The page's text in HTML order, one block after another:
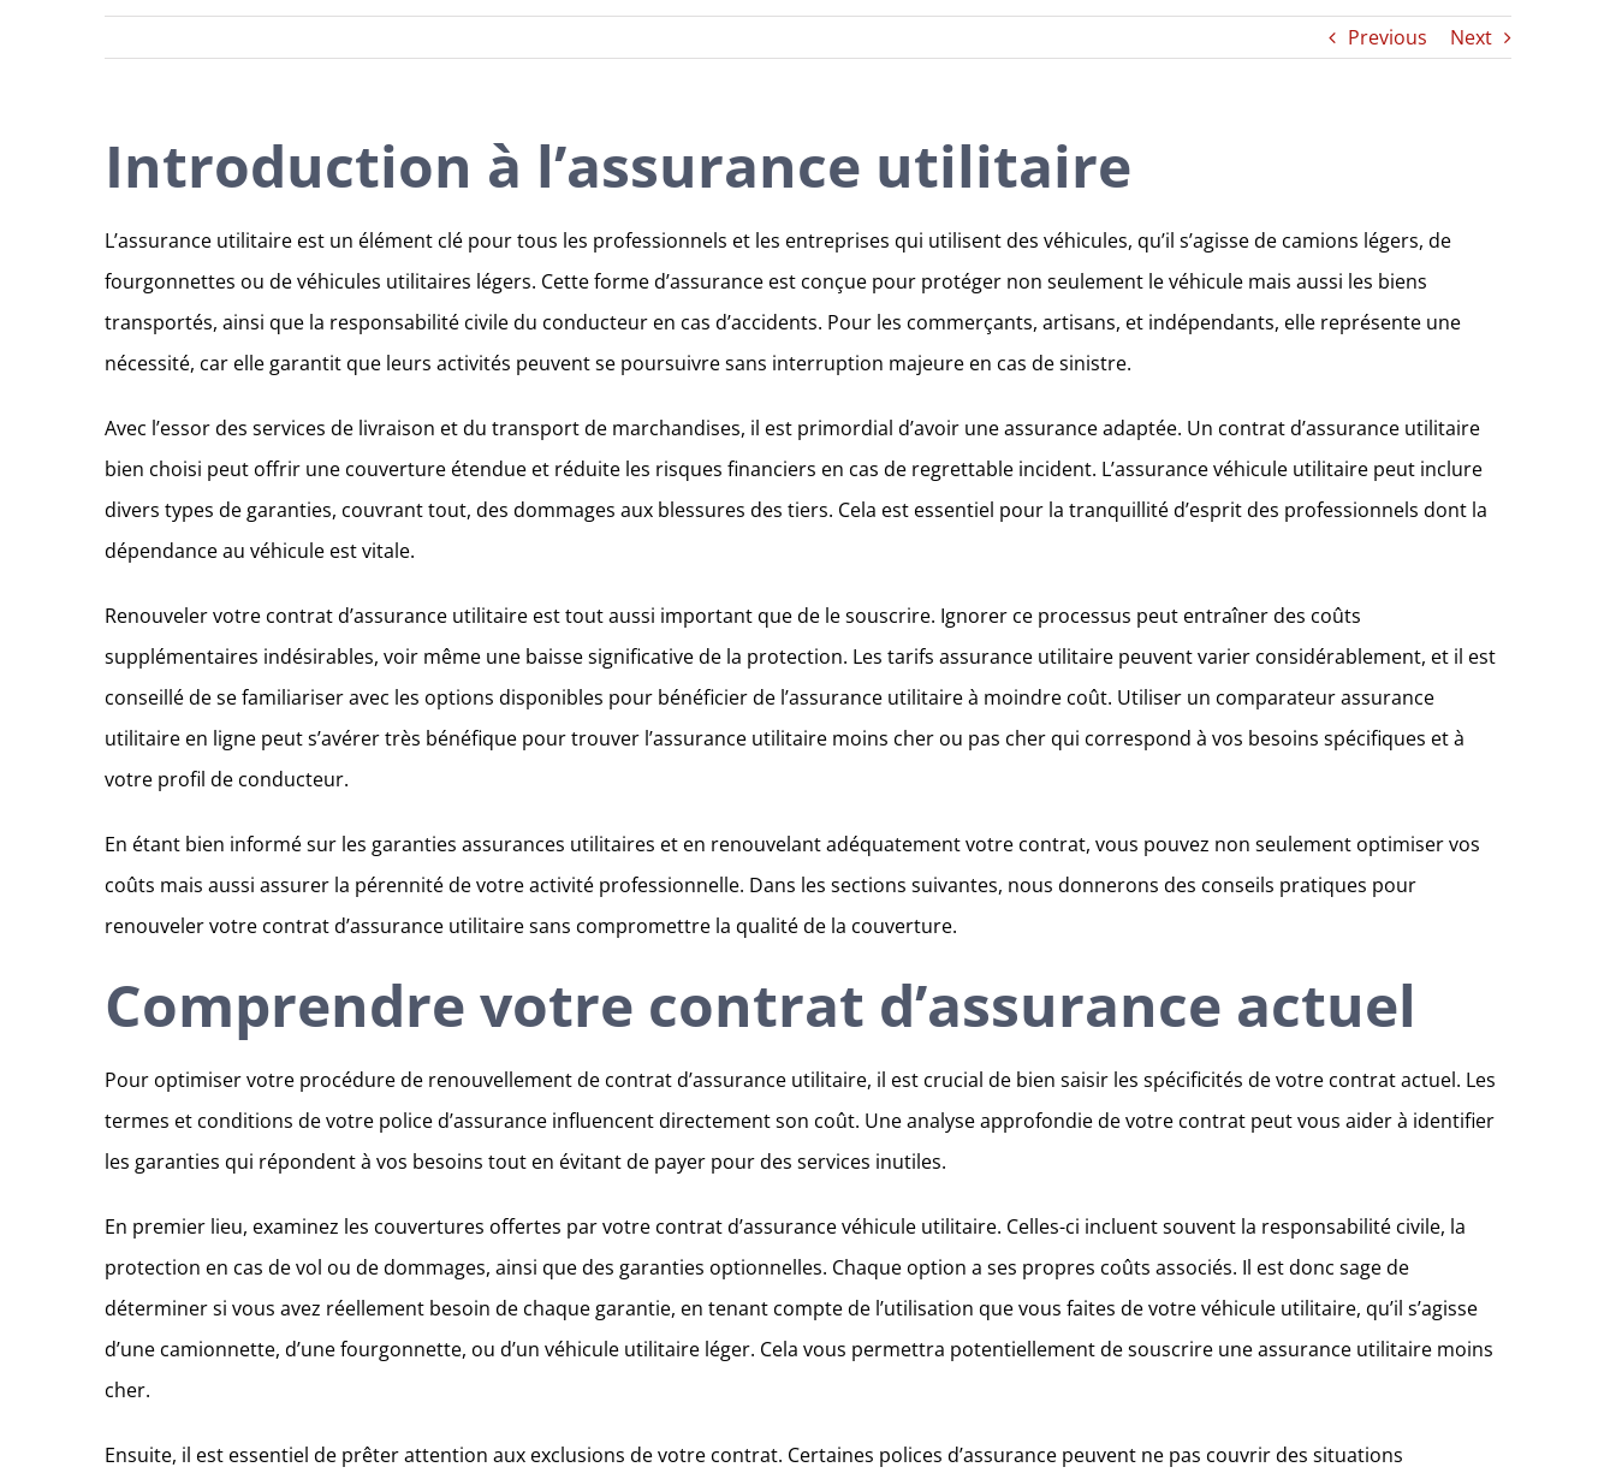
Previous Next
Introduction à l’assurance utilitaire
L’assurance utilitaire est un élément clé pour tous les professionnels et les entreprises qui utilisent des véhicules, qu’il s’agisse de camions légers, de
fourgonnettes ou de véhicules utilitaires légers. Cette forme d’assurance est conçue pour protéger non seulement le véhicule mais aussi les biens
transportés, ainsi que la responsabilité civile du conducteur en cas d’accidents. Pour les commerçants, artisans, et indépendants, elle représente une
nécessité, car elle garantit que leurs activités peuvent se poursuivre sans interruption majeure en cas de sinistre.
Avec l’essor des services de livraison et du transport de marchandises, il est primordial d’avoir une assurance adaptée. Un contrat d’assurance utilitaire
bien choisi peut offrir une couverture étendue et réduite les risques financiers en cas de regrettable incident. L’assurance véhicule utilitaire peut inclure
divers types de garanties, couvrant tout, des dommages aux blessures des tiers. Cela est essentiel pour la tranquillité d’esprit des professionnels dont la
dépendance au véhicule est vitale.
Renouveler votre contrat d’assurance utilitaire est tout aussi important que de le souscrire. Ignorer ce processus peut entraîner des coûts
supplémentaires indésirables, voir même une baisse significative de la protection. Les tarifs assurance utilitaire peuvent varier considérablement, et il est
conseillé de se familiariser avec les options disponibles pour bénéficier de l’assurance utilitaire à moindre coût. Utiliser un comparateur assurance
utilitaire en ligne peut s’avérer très bénéfique pour trouver l’assurance utilitaire moins cher ou pas cher qui correspond à vos besoins spécifiques et à
votre profil de conducteur.
En étant bien informé sur les garanties assurances utilitaires et en renouvelant adéquatement votre contrat, vous pouvez non seulement optimiser vos
coûts mais aussi assurer la pérennité de votre activité professionnelle. Dans les sections suivantes, nous donnerons des conseils pratiques pour
renouveler votre contrat d’assurance utilitaire sans compromettre la qualité de la couverture.
Comprendre votre contrat d’assurance actuel
Pour optimiser votre procédure de renouvellement de contrat d’assurance utilitaire, il est crucial de bien saisir les spécificités de votre contrat actuel. Les
termes et conditions de votre police d’assurance influencent directement son coût. Une analyse approfondie de votre contrat peut vous aider à identifier
les garanties qui répondent à vos besoins tout en évitant de payer pour des services inutiles.
En premier lieu, examinez les couvertures offertes par votre contrat d’assurance véhicule utilitaire. Celles-ci incluent souvent la responsabilité civile, la
protection en cas de vol ou de dommages, ainsi que des garanties optionnelles. Chaque option a ses propres coûts associés. Il est donc sage de
déterminer si vous avez réellement besoin de chaque garantie, en tenant compte de l’utilisation que vous faites de votre véhicule utilitaire, qu’il s’agisse
d’une camionnette, d’une fourgonnette, ou d’un véhicule utilitaire léger. Cela vous permettra potentiellement de souscrire une assurance utilitaire moins
cher.
Ensuite, il est essentiel de prêter attention aux exclusions de votre contrat. Certaines polices d’assurance peuvent ne pas couvrir des situations